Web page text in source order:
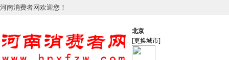
河南消费者网欢迎您！